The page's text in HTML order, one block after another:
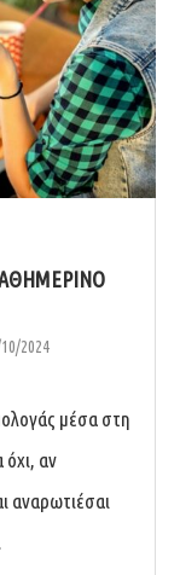
2024
μέσα στη
αν
αναρωτιέσαι